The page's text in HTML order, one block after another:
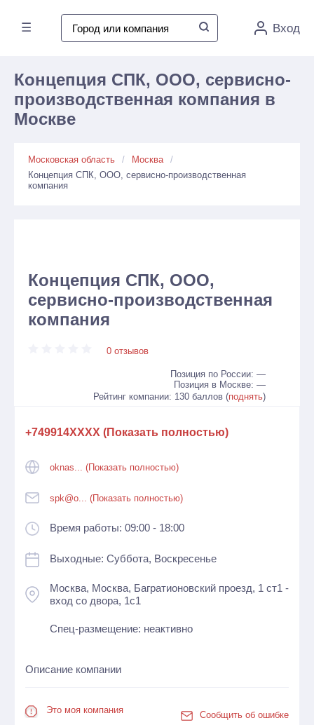
☰ Вход
Концепция СПК, ООО, сервисно-
производственная компания в
Москве
Московская область
Москва
Концепция СПК, ООО, сервисно-производственная
компания
Концепция СПК, ООО,
сервисно-производственная
компания
0 отзывов
Позиция по России: —
Позиция в Москве: —
Рейтинг компании: 130 баллов (поднять)
+749914XXXX (Показать полностью)
oknas... (Показать полностью)
spk@o... (Показать полностью)
Время работы: 09:00 - 18:00
Выходные: Суббота, Воскресенье
Москва, Москва, Багратионовский проезд, 1 ст1 -
вход со двора, 1с1
Спец-размещение: неактивно
Описание компании
Это моя компания Сообщить об ошибке